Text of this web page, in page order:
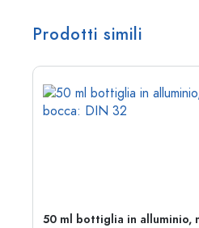
Prodotti simili
50 ml bottiglia in alluminio,